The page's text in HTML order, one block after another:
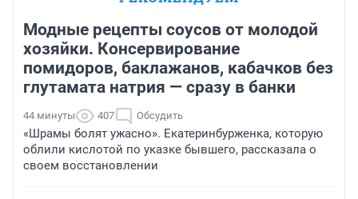
Модные рецепты соусов от молодой
хозяйки. Консервирование
помидоров, баклажанов, кабачков без
глутамата натрия — сразу в банки
44 минуты 407 Обсудить
«Шрамы болят ужасно». Екатеринбурженка, которую
облили кислотой по указке бывшего, рассказала о
своем восстановлении